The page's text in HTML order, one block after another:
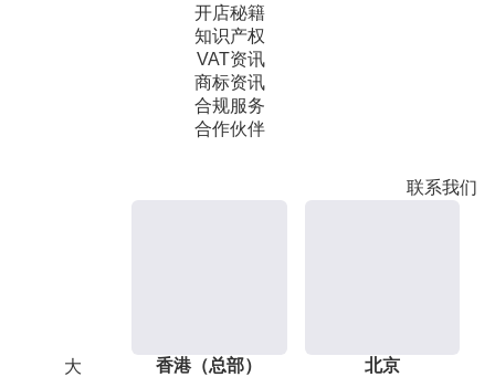
开店秘籍
知识产权
VAT资讯
商标资讯
合规服务
合作伙伴
联系我们
大
香港（总部） 北京